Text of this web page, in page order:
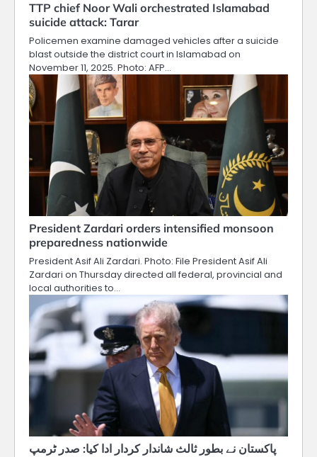
TTP chief Noor Wali orchestrated Islamabad
suicide attack: Tarar
Policemen examine damaged vehicles after a suicide
blast outside the district court in Islamabad on
November 11, 2025. Photo: AFP…
President Zardari orders intensified monsoon
preparedness nationwide
President Asif Ali Zardari. Photo: File President Asif Ali
Zardari on Thursday directed all federal, provincial and
local authorities to…
پاکستان نے بطور ثالث شاندار کردار ادا کیا: صدر ٹرمپ